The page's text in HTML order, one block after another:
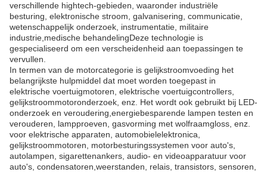
verschillende hightech-gebieden, waaronder industriële
besturing, elektronische stroom, galvanisering, communicatie,
wetenschappelijk onderzoek, instrumentatie, militaire
industrie,medische behandelingDeze technologie is
gespecialiseerd om een verscheidenheid aan toepassingen te
vervullen.
In termen van de motorcategorie is gelijkstroomvoeding het
belangrijkste hulpmiddel dat moet worden toegepast in
elektrische voertuigmotoren, elektrische voertuigcontrollers,
gelijkstroommotoronderzoek, enz. Het wordt ook gebruikt bij LED-
onderzoek en veroudering,energiebesparende lampen testen en
verouderen, lampproeven, gasvorming met wolfraamgloss, enz.
voor elektrische apparaten, automobielelektronica,
gelijkstroommotoren, motorbesturingssystemen voor auto's,
autolampen, sigarettenankers, audio- en videoapparatuur voor
auto's, condensatoren,weerstanden, relais, transistors, sensoren,